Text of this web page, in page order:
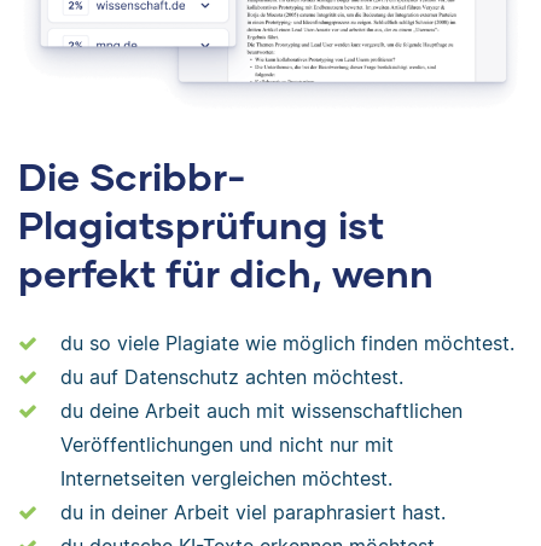
Die Scribbr-
Plagiatsprüfung ist
perfekt für dich, wenn
du so viele Plagiate wie möglich finden möchtest.
du auf Datenschutz achten möchtest.
du deine Arbeit auch mit wissenschaftlichen
Veröffentlichungen und nicht nur mit
Internetseiten vergleichen möchtest.
du in deiner Arbeit viel paraphrasiert hast.